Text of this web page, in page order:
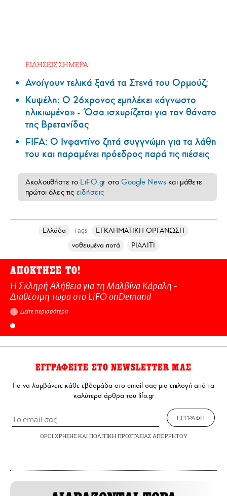
ΕΙΔΗΣΕΙΣ ΣΗΜΕΡΑ:
Ανοίγουν τελικά ξανά τα Στενά του Ορμούζ;
Κυψέλη: Ο 26χρονος εμπλέκει «άγνωστο
ηλικιωμένο» - Όσα ισχυρίζεται για τον θάνατο
της Βρετανίδας
FIFA: Ο Ινφαντίνο ζητά συγγνώμη για τα λάθη
του και παραμένει πρόεδρος παρά τις πιέσεις
Ακολουθήστε το LiFO.gr στοGoogle News και μάθετε
πρώτοι όλες τις ειδήσεις
Ελλάδα Tags
ΕΓΚΛΗΜΑΤΙΚΗ ΟΡΓΑΝΩΣΗ
νοθευμένα ποτά
ΡΙΑΛΙΤΙ
ΑΠΟΚΤΗΣΕ ΤΟ!
Η Σκληρή Αλήθεια για τη Μαλβίνα Κάραλη -
Διαθέσιμη τώρα στo LiFO onDemand
Δείτε περισσότερα
ΕΓΓΡΑΦΕΙΤΕ ΣΤΟ NEWSLETTER ΜΑΣ
Για να λαμβάνετε κάθε εβδομάδα στο email σας μια επιλογή από τα
καλύτερα άρθρα του lifo.gr
ΕΓΓΡΑΦΗ
ΟΡΟΙ ΧΡΗΣΗΣΚΑΙ ΠΟΛΙΤΙΚΗ ΠΡΟΣΤΑΣΙΑΣ ΑΠΟΡΡΗΤΟΥ